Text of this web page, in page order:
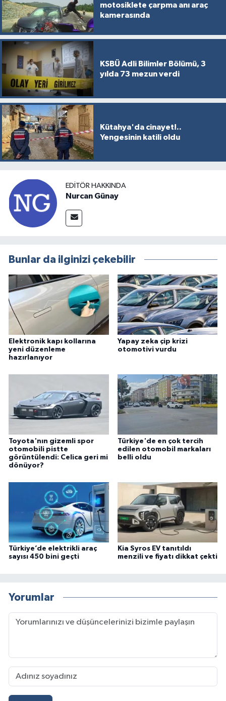
motosiklete çarpma anı araç
kamerasında
KSBÜ Adli Bilimler Bölümü, 3
yılda 73 mezun verdi
Kütahya'da cinayet!..
Yengesinin katili oldu
EDITÖR HAKKINDA
Nurcan Günay
Bunlar da ilginizi çekebilir
Elektronik kapı kollarına
yeni düzenleme
hazırlanıyor
Yapay zeka çip krizi
otomotivi vurdu
Toyota'nın gizemli spor
otomobili pistte
görüntülendi: Celica geri mi
dönüyor?
Türkiye'de en çok tercih
edilen otomobil markaları
belli oldu
Türkiye’de elektrikli araç
sayısı 450 bini geçti
Kia Syros EV tanıtıldı
menzili ve fiyatı dikkat çekti
Yorumlar